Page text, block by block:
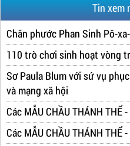
Tin xem
Chân phước Phan Sinh Pô-
110 trò chơi sinh hoạt vòng
Sơ Paula Blum với sứ vụ
và mạng xã hội
Các MẪU CHẦU THÁNH
Các MẪU CHẦU THÁNH